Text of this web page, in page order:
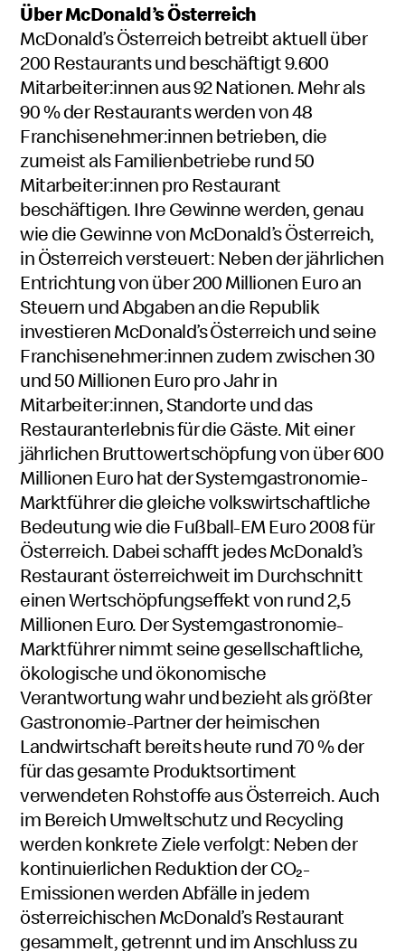
ÜberMcDonald’sÖsterreich
McDonald’s Österreich betreibt aktuell über
200 Restaurants und beschäftigt 9.600
Mitarbeiter:innen aus 92 Nationen. Mehr als
90 % der Restaurants werden von 48
Franchisenehmer:innen betrieben, die
zumeist als Familienbetriebe rund 50
Mitarbeiter:innen pro Restaurant
beschäftigen. Ihre Gewinne werden, genau
wie die Gewinne von McDonald’s Österreich,
in Österreich versteuert: Neben der jährlichen
Entrichtung von über 200 Millionen Euro an
Steuern und Abgaben an die Republik
investieren McDonald’s Österreich und seine
Franchisenehmer:innen zudem zwischen 30
und 50 Millionen Euro pro Jahr in
Mitarbeiter:innen, Standorte und das
Restauranterlebnis für die Gäste. Mit einer
jährlichen Bruttowertschöpfung von über 600
Millionen Euro hat der Systemgastronomie-
Marktführer die gleiche volkswirtschaftliche
Bedeutung wie die Fußball-EM Euro 2008 für
Österreich. Dabei schafft jedes McDonald’s
Restaurant österreichweit im Durchschnitt
einen Wertschöpfungseffekt von rund 2,5
Millionen Euro. Der Systemgastronomie-
Marktführer nimmt seine gesellschaftliche,
ökologische und ökonomische
Verantwortung wahr und bezieht als größter
Gastronomie-Partner der heimischen
Landwirtschaft bereits heute rund 70 % der
für das gesamte Produktsortiment
verwendeten Rohstoffe aus Österreich. Auch
im Bereich Umweltschutz und Recycling
werden konkrete Ziele verfolgt: Neben der
kontinuierlichen Reduktion der CO₂-
Emissionen werden Abfälle in jedem
österreichischen McDonald’s Restaurant
gesammelt, getrennt und im Anschluss zu